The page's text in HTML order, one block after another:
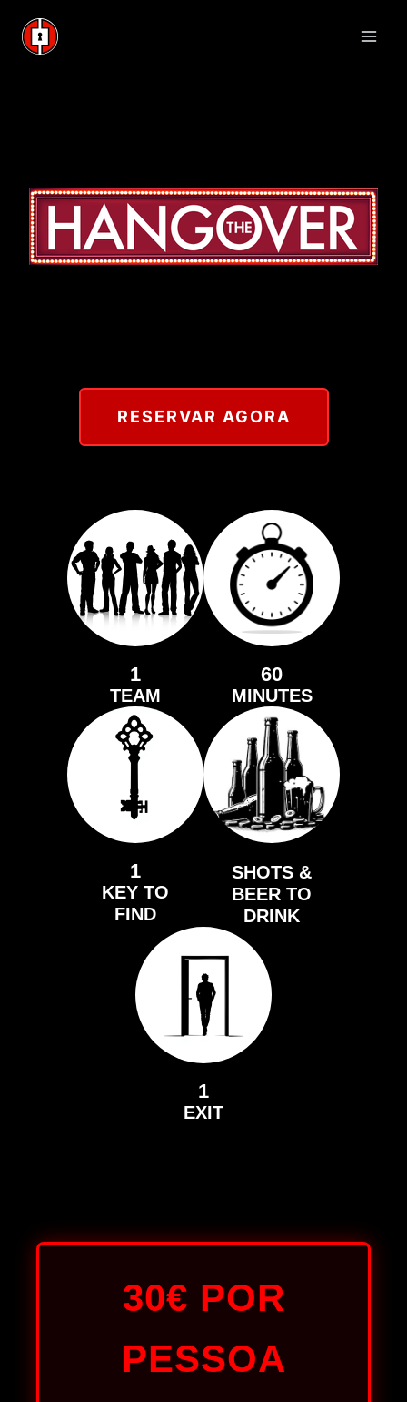
RESERVAR AGORA
1
TEAM
60
MINUTES
1
KEY TO
FIND
SHOTS &
BEER TO
DRINK
1
EXIT
30€ POR
PESSOA